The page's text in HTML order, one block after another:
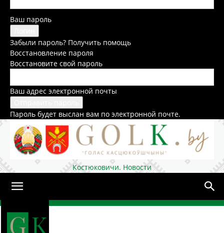
Ваш пароль
Забыли пароль? Получить помощь
Восстановление пароля
Восстановите свой пароль
Ваш адрес электронной почты
Пароль будет выслан вам по электронной почте.
Костюковичи. Новости
Домой
Общество